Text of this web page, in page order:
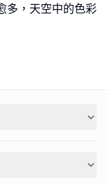
多，天空中的色彩